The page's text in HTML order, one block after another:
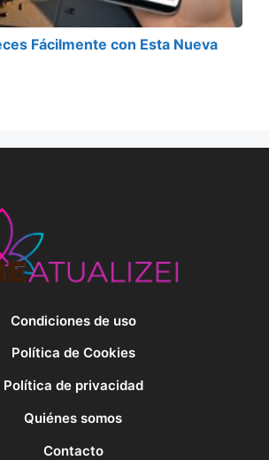
Fácilmente con Esta Nueva
Condiciones de uso
Política de Cookies
Política de privacidad
Quiénes somos
Contacto